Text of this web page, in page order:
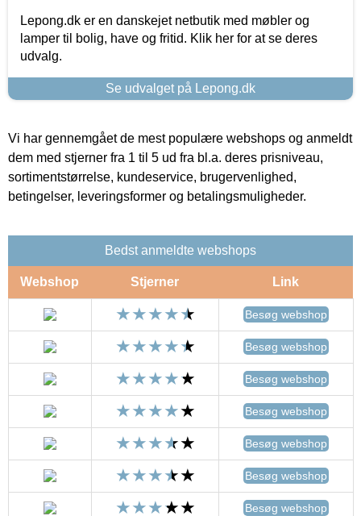
Lepong.dk er en danskejet netbutik med møbler og
lamper til bolig, have og fritid. Klik her for at se deres
udvalg.
Se udvalget på Lepong.dk
Vi har gennemgået de mest populære webshops og anmeldt
dem med stjerner fra 1 til 5 ud fra bl.a. deres prisniveau,
sortimentstørrelse, kundeservice, brugervenlighed,
betingelser, leveringsformer og betalingsmuligheder.
Bedst anmeldte webshops
Webshop Stjerner Link
Besøg webshop
Besøg webshop
Besøg webshop
Besøg webshop
Besøg webshop
Besøg webshop
Besøg webshop